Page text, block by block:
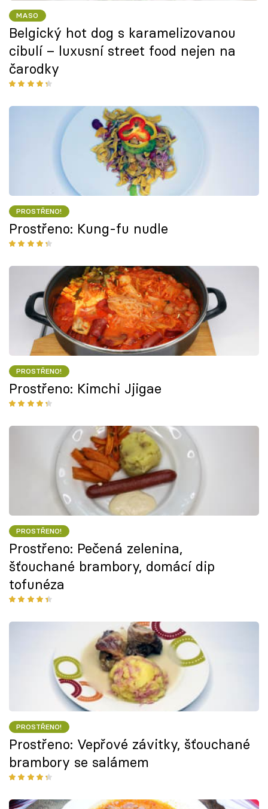
MASO
Belgický hot dog s karamelizovanou
cibulí – luxusní street food nejen na
čarodky
PROSTŘENO!
Prostřeno: Kung-fu nudle
PROSTŘENO!
Prostřeno: Kimchi Jjigae
PROSTŘENO!
Prostřeno: Pečená zelenina,
šťouchané brambory, domácí dip
tofunéza
PROSTŘENO!
Prostřeno: Vepřové závitky, šťouchané
brambory se salámem